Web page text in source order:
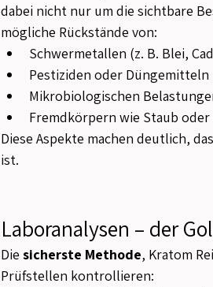
dabei nicht nur um die sichtbare
mögliche Rückstände von:
Schwermetallen (z. B. Blei,
Pestiziden oder Düngemitteln
Mikrobiologischen
Fremdkörpern wie Staub oder
Diese Aspekte machen deutlich,
ist.
Laboranalysen – der
Die sicherste Methode, Kratom
Prüfstellen kontrollieren: